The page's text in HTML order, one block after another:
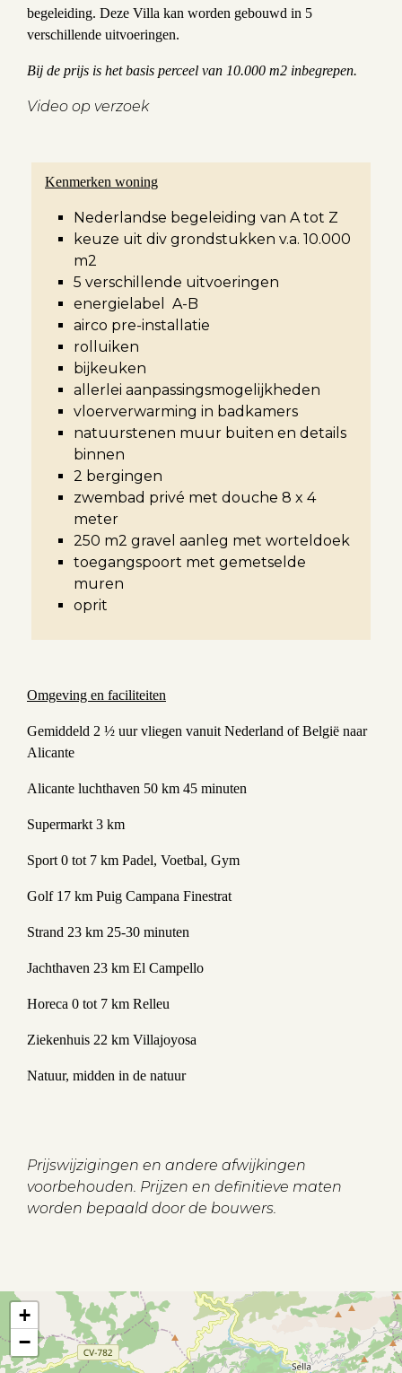
Koopwoningen
Huurwoningen
Diensten
begeleiding. Deze Villa kan worden gebouwd in 5
verschillende uitvoeringen.
Bij de prijs is het basis perceel van 10.000 m2 inbegrepen.
Video op verzoek
Kenmerken woning
Nederlandse begeleiding van A tot Z
keuze uit div grondstukken v.a. 10.000
m2
5 verschillende uitvoeringen
energielabel A-B
airco pre-installatie
rolluiken
bijkeuken
allerlei aanpassingsmogelijkheden
vloerverwarming in badkamers
natuurstenen muur buiten en details
binnen
2 bergingen
zwembad privé met douche 8 x 4
meter
250 m2 gravel aanleg met worteldoek
toegangspoort met gemetselde
muren
oprit
Omgeving en faciliteiten
Gemiddeld 2 ½ uur vliegen vanuit Nederland of België naar
Alicante
Alicante luchthaven 50 km 45 minuten
Supermarkt 3 km
Sport 0 tot 7 km Padel, Voetbal, Gym
Golf 17 km Puig Campana Finestrat
Strand 23 km 25-30 minuten
Jachthaven 23 km El Campello
Horeca 0 tot 7 km Relleu
Ziekenhuis 22 km Villajoyosa
Natuur, midden in de natuur
Prijswijzigingen en andere afwijkingen
voorbehouden. Prijzen en definitieve maten
worden bepaald door de bouwers.
+
−